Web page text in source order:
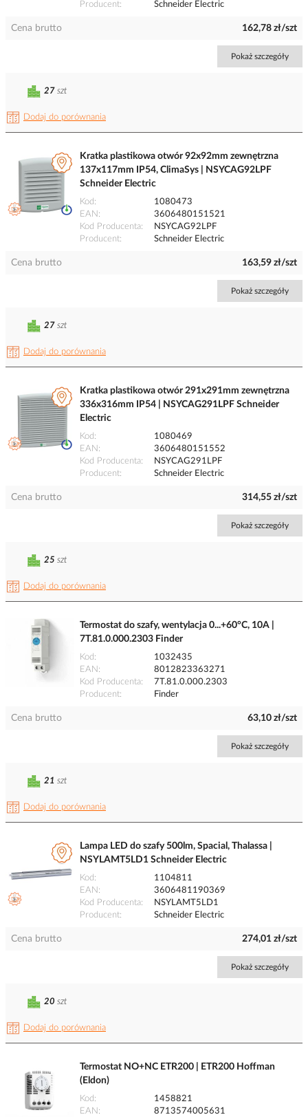
Producent Schneider Electric
Cena brutto 162,78 zł/szt
Pokaż szczegóły
Dodaj do porównania
27 szt
Kratka plastikowa otwór 92x92mm zewnętrzna
137x117mm IP54, ClimaSys | NSYCAG92LPF
Schneider Electric
Kod
1080473
EAN
3606480151521
Kod Producenta
NSYCAG92LPF
Producent
Schneider Electric
Cena brutto 163,59 zł/szt
Pokaż szczegóły
Dodaj do porównania
27 szt
Kratka plastikowa otwór 291x291mm zewnętrzna
336x316mm IP54 | NSYCAG291LPF Schneider
Electric
Kod
1080469
EAN
3606480151552
Kod Producenta
NSYCAG291LPF
Producent
Schneider Electric
Cena brutto 314,55 zł/szt
Pokaż szczegóły
Dodaj do porównania
25 szt
Termostat do szafy, wentylacja 0...+60°C, 10A |
7T.81.0.000.2303 Finder
Kod
1032435
EAN
8012823363271
Kod Producenta
7T.81.0.000.2303
Producent
Finder
Cena brutto 63,10 zł/szt
Pokaż szczegóły
Dodaj do porównania
21 szt
Lampa LED do szafy 500lm, Spacial, Thalassa |
NSYLAMT5LD1 Schneider Electric
Kod
1104811
EAN
3606481190369
Kod Producenta
NSYLAMT5LD1
Producent
Schneider Electric
Cena brutto 274,01 zł/szt
Pokaż szczegóły
Dodaj do porównania
20 szt
Termostat NO+NC ETR200 | ETR200 Hoffman
(Eldon)
Kod
1458821
EAN
8713574005631